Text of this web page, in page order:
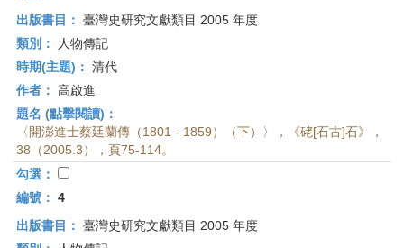
出版書目： 臺灣史研究文獻類目 2005 年度
類別：
人物傳記
時期(主題)： 清代
作者： 高啟進
題名 (點擊閱讀)：
〈開澎進士蔡廷蘭傳（1801 - 1859）（下）〉，《硓[石古]石》，
38（2005.3），頁75-114。
勾選：
編號： 4
出版書目： 臺灣史研究文獻類目 2005 年度